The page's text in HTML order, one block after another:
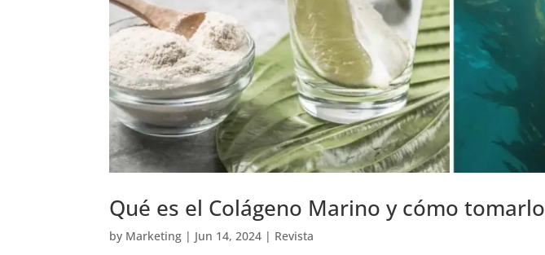
Qué es el Colágeno Marino y cómo tomarlo
by Marketing | Jun 14, 2024 | Revista